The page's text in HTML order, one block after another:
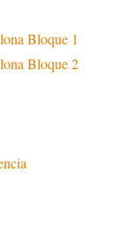
Bloque 1
Bloque 2